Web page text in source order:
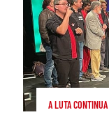
A LUTA CONTINUA